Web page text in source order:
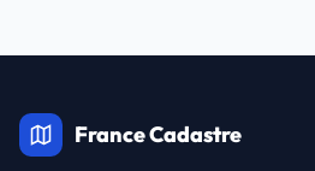
France Cadastre